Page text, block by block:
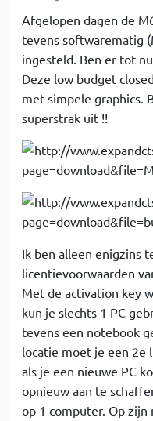
Afgelopen dagen de
tevens softwarematig
ingesteld. Ben er tot
Deze low budget
met simpele graphics.
superstrak uit !!
Ik ben alleen enigzins
licentievoorwaarden
Met de activation key
kun je slechts 1 PC
tevens een notebook
locatie moet je een 2e
als je een nieuwe PC
opnieuw aan te
op 1 computer. Op zijn